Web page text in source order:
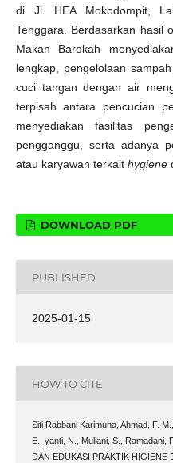
di Jl. HEA Mokodompit,
Tenggara. Berdasarkan hasil
Makan Barokah
lengkap, pengelolaan
cuci tangan dengan air
terpisah antara pencucian
menyediakan fasilitas
pengganggu, serta adanya
atau karyawan terkait hygiene
DOWNLOAD PDF
PUBLISHED
2025-01-15
HOW TO CITE
Siti Rabbani Karimuna, Ahmad, F.
E., yanti, N., Muliani, S., Ramadani,
DAN EDUKASI PRAKTIK HIGIENE